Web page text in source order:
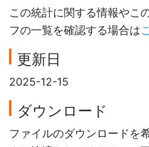
この統計に関する情報やこ
フの一覧を確認する場合は
更新日
2025-12-15
ダウンロード
ファイルのダウンロードを